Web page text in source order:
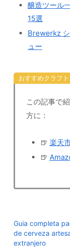
醸造ツール
15選
Brewerkz
ュー
おすすめクラフ
この記事で
方に：
🍺 楽天
🍺
Guia completa
de cerveza
extranjero